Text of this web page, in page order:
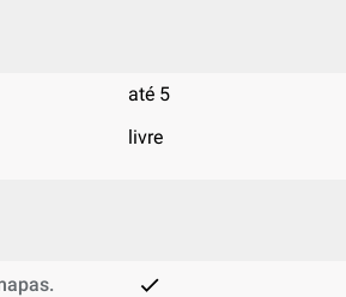
até 5
livre